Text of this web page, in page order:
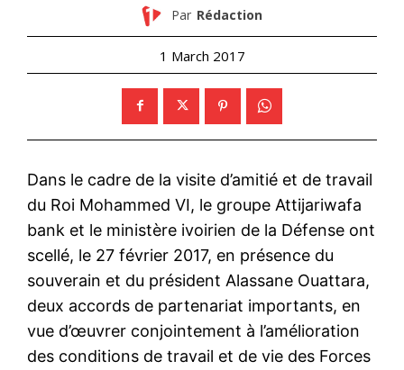
Par Rédaction
1 March 2017
Dans le cadre de la visite d’amitié et de travail
du Roi Mohammed VI, le groupe Attijariwafa
bank et le ministère ivoirien de la Défense ont
scellé, le 27 février 2017, en présence du
souverain et du président Alassane Ouattara,
deux accords de partenariat importants, en
vue d’œuvrer conjointement à l’amélioration
des conditions de travail et de vie des Forces